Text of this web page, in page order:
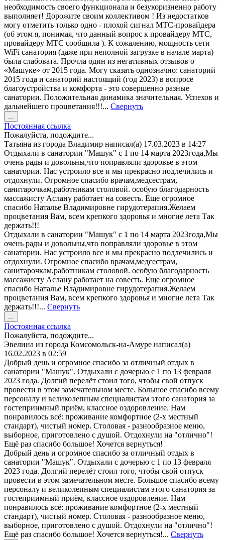
необходимость своего функционала и безукоризненно работу
выполняет! Дорожите своим коллективом ! Из недостатков
могу отметить только одно - плохой сигнал МТС-провайдера
(об этом я, понимая, что данный вопрос к провайдеру МТС,
провайдеру МТС сообщила ). К сожалению, мощность сети
WiFi санатория (даже при неполной загрузке в начале марта)
была слабовата. Прочла один из негативных отзывов о
«Машуке» от 2015 года. Могу сказать однозначно: санаторий
2015 года и санаторий настоящий (год 2023) в вопросе
благоустройства и комфорта - это совершенно разные
санатории. Положительная динамика значительная. Успехов и
дальнейшего процветания!!!... Свернуть
...
этот
метабокс
в
другое
состояние.
Постоянная ссылка
Пожалуйста, подождите...
Татьяна из города Владимир написал(а) 17.03.2023 в 14:27
Отдыхали в санатории "Машук" с 1 по 14 марта 2023года,Мы
очень рады и довольны,что поправляли здоровье в этом
санатории. Нас устроило все и мы прекрасно подлечились и
отдохнули. Огромное спасибо врачам,медсестрам,
санитарочкам,работникам столовой. особую благодарность
массажисту Аслану работает на совесть. Еще огромное
спасибо Наталье Владимировне гирудотерапия.Желаем
процветания Вам, всем крепкого здоровья и многие лета Так
держать!!!
Отдыхали в санатории "Машук" с 1 по 14 марта 2023года,Мы
очень рады и довольны,что поправляли здоровье в этом
санатории. Нас устроило все и мы прекрасно подлечились и
отдохнули. Огромное спасибо врачам,медсестрам,
санитарочкам,работникам столовой. особую благодарность
массажисту Аслану работает на совесть. Еще огромное
спасибо Наталье Владимировне гирудотерапия.Желаем
процветания Вам, всем крепкого здоровья и многие лета Так
держать!!!... Свернуть
...
этот
метабокс
в
другое
состояние.
Постоянная ссылка
Пожалуйста, подождите...
Эвелина из города Комсомольск-на-Амуре написал(а)
16.02.2023 в 02:59
Добрый день и огромное спасибо за отличный отдых в
санатории "Машук". Отдыхали с дочерью с 1 по 13 февраля
2023 года. Долгий перелёт стоил того, чтобы свой отпуск
провести в этом замечательном месте. Большое спасибо всему
персоналу и великолепным специалистам этого санатория за
гостеприимный приём, классное оздоровление. Нам
понравилось всё: проживание комфортное (2-х местный
стандарт), чистый номер. Столовая - разнообразное меню,
выборное, приготовлено с душой. Отдохнули на "отлично"!
Ещё раз спасибо большое! Хочется вернуться!
Добрый день и огромное спасибо за отличный отдых в
санатории "Машук". Отдыхали с дочерью с 1 по 13 февраля
2023 года. Долгий перелёт стоил того, чтобы свой отпуск
провести в этом замечательном месте. Большое спасибо всему
персоналу и великолепным специалистам этого санатория за
гостеприимный приём, классное оздоровление. Нам
понравилось всё: проживание комфортное (2-х местный
стандарт), чистый номер. Столовая - разнообразное меню,
выборное, приготовлено с душой. Отдохнули на "отлично"!
Ещё раз спасибо большое! Хочется вернуться!... Свернуть